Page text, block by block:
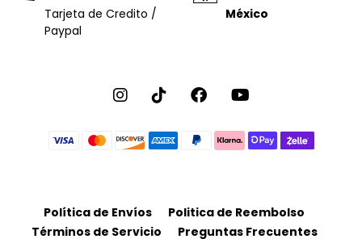
Tarjeta de Credito /
Paypal
México
Política de Envíos
Politica de Reembolso
Términos de Servicio
Preguntas Frecuentes